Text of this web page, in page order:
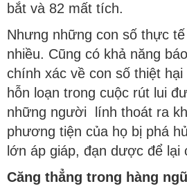
bắt và 82 mất tích.
Nhưng những con số thực
nhiều. Cũng có khả năng
chính xác về con số thiệt
hỗn loạn trong cuộc rút lui
những người lính thoát ra
phương tiện của họ bị phá
lớn áp giáp, đạn dược để lại
Căng thẳng trong hàng ngũ